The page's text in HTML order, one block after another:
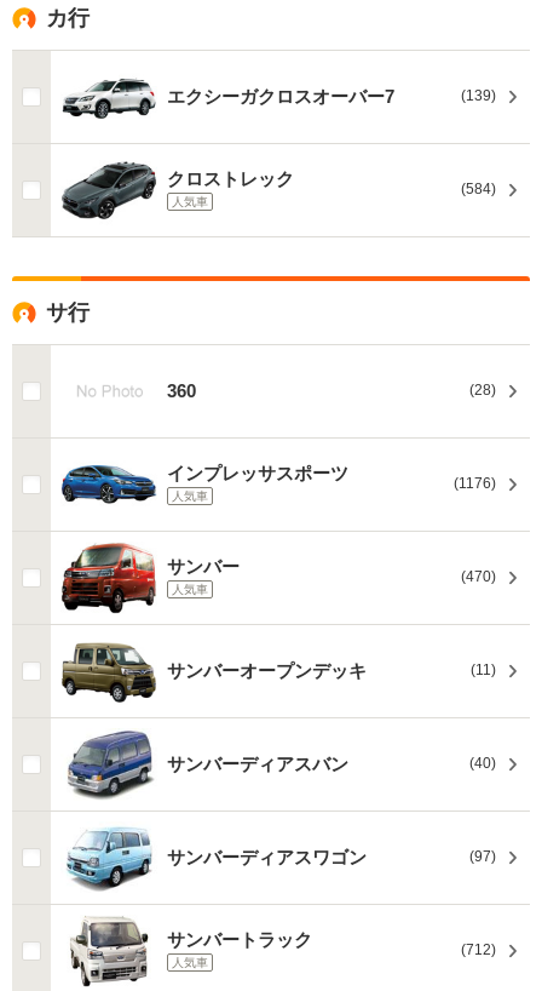
カ行
エクシーガクロスオーバー7 (139)
クロストレック
人気車
(584)
サ行
360 (28)
インプレッサスポーツ
人気車
(1176)
サンバー
人気車
(470)
サンバーオープンデッキ (11)
サンバーディアスバン (40)
サンバーディアスワゴン (97)
サンバートラック
人気車
(712)